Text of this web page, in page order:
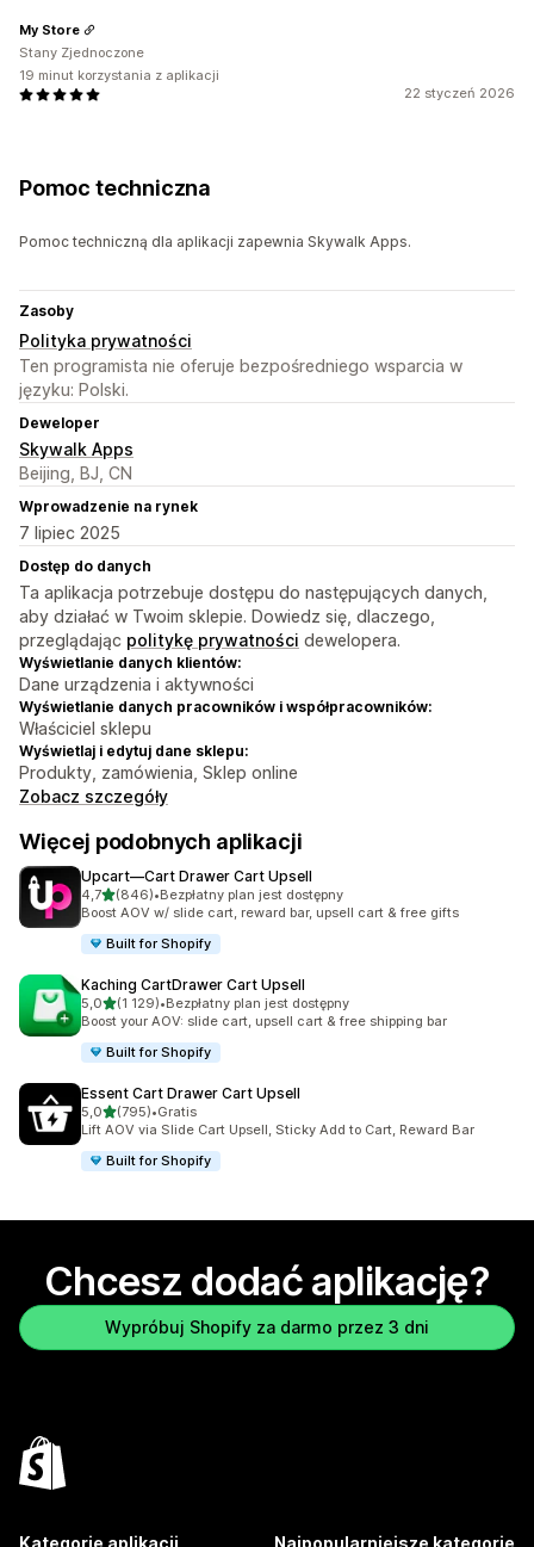
22 styczeń 2026
My Store
Stany Zjednoczone
19 minut korzystania z aplikacji
Pomoc techniczna
Pomoc techniczną dla aplikacji zapewnia Skywalk Apps.
Zasoby
Polityka prywatności
Ten programista nie oferuje bezpośredniego wsparcia w
języku: Polski.
Deweloper
Skywalk Apps
Beijing, BJ, CN
Wprowadzenie na rynek
7 lipiec 2025
Dostęp do danych
Ta aplikacja potrzebuje dostępu do następujących danych,
aby działać w Twoim sklepie. Dowiedz się, dlaczego,
przeglądając politykę prywatności dewelopera.
Wyświetlanie danych klientów:
Dane urządzenia i aktywności
Wyświetlanie danych pracowników i współpracowników:
Właściciel sklepu
Wyświetlaj i edytuj dane sklepu:
Produkty, zamówienia, Sklep online
Zobacz szczegóły
Więcej podobnych aplikacji
Upcart—Cart Drawer Cart Upsell
4,7na 5 gwiazdek
(846)
Łączna liczba recenzji: 846
•Bezpłatny plan jest dostępny
Boost AOV w/ slide cart, reward bar, upsell cart & free gifts
Built for Shopify
Kaching CartDrawer Cart Upsell
5,0na 5 gwiazdek
(1 129)
Łączna liczba recenzji: 1129
•Bezpłatny plan jest dostępny
Boost your AOV: slide cart, upsell cart & free shipping bar
Built for Shopify
Essent Cart Drawer Cart Upsell
5,0na 5 gwiazdek
(795)
Łączna liczba recenzji: 795
•Gratis
Lift AOV via Slide Cart Upsell, Sticky Add to Cart, Reward Bar
Built for Shopify
Chcesz dodać aplikację?
Wypróbuj Shopify za darmo przez 3 dni